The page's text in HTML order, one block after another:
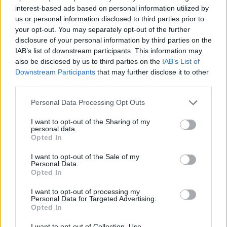
interest-based ads based on personal information utilized by
us or personal information disclosed to third parties prior to
your opt-out. You may separately opt-out of the further
disclosure of your personal information by third parties on the
IAB’s list of downstream participants. This information may
also be disclosed by us to third parties on the IAB’s List of
Downstream Participants that may further disclose it to other
Please note that this website/app uses one or more Google
not limited to your visit or usage behaviour. You may click to
grant or deny consent to Google and its third-party tags to
use your data for below specified purposes in below Google
consent section.
Personal Data Processing Opt Outs
I want to opt-out of the Sharing of my
personal data.
Opted In
I want to opt-out of the Sale of my
Personal Data.
Opted In
I want to opt-out of processing my
Personal Data for Targeted Advertising.
Opted In